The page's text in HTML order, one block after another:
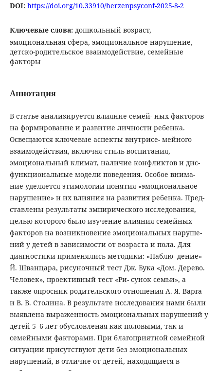
DOI: https://doi.org/10.33910/herzenpsyconf-2025-8-2
Ключевые слова: дошкольный возраст,
эмоциональная сфера, эмоциональное нарушение,
детско-родительское взаимодействие, семейные
факторы
Аннотация
В статье анализируется влияние семей- ных факторов
на формирование и развитие личности ребенка.
Освещаются ключевые аспекты внутрисе- мейного
взаимодействия, включая стиль воспитания,
эмоциональный климат, наличие конфликтов и дис-
функциональные модели поведения. Особое внима-
ние уделяется этимологии понятия «эмоциональное
нарушение» и их влияния на развития ребенка. Пред-
ставлены результаты эмпирического исследования,
целью которого было изучение влияния семейных
факторов на возникновение эмоциональных наруше-
ний у детей в зависимости от возраста и пола. Для
диагностики применялись методики: «Наблю- дение»
Й. Шванцара, рисуночный тест Дж. Бука «Дом. Дерево.
Человек», проективный тест «Ри- сунок семьи», а
также опросник родительского отношения А. Я. Варга
и В. В. Столина. В результате исследования нами были
выявлена выраженность эмоциональных нарушений у
детей 5–6 лет обусловленая как половыми, так и
семейными факторами. При благоприятной семейной
ситуации присутствуют дети без эмоциональных
нарушений, в отличие от детей, находящиеся в